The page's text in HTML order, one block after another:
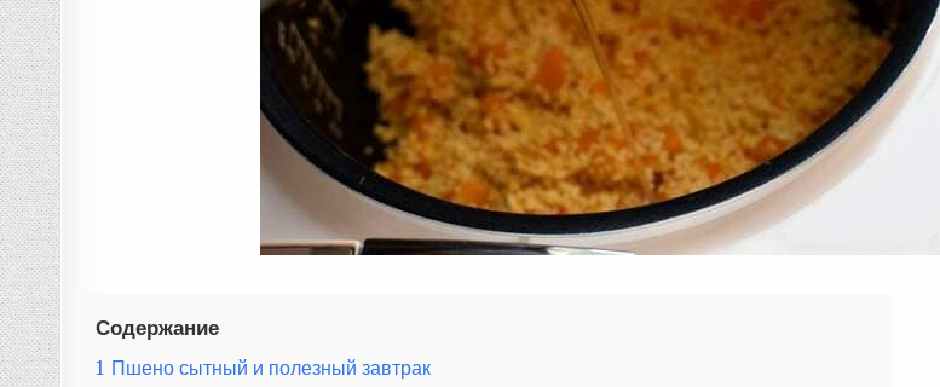
Содержание
1 Пшено сытный и полезный завтрак